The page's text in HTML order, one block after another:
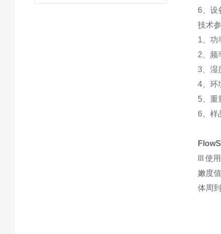
6、设
技术
1、功
2、频
3、湿
4、环
5、重
6、样
III 使
嫩度
体周